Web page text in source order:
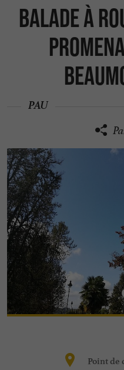
Balade à
PAU
Point de